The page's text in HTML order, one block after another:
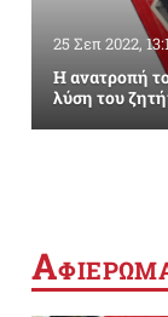
25 Σεπ 2022,
Η ανατροπή
λύση του
Α